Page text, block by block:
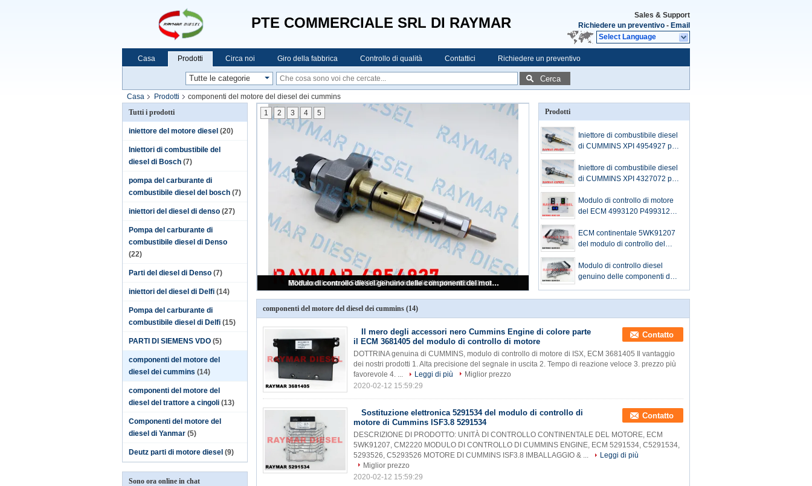
PTE COMMERCIALE SRL DI RAYMAR
Sales & Support
Richiedere un preventivo - Email
Select Language
Casa Prodotti Circa noi Giro della fabbrica Controllo di qualità Contattici Richiedere un preventivo
Cerca
Casa Prodotti
componenti del motore del diesel dei cummins
Tutti i prodotti
iniettore del motore diesel (20)
Iniettori di combustibile del
diesel di Bosch (7)
pompa del carburante di
combustibile diesel del bosch (7)
iniettori del diesel di denso (27)
Pompa del carburante di
combustibile diesel di Denso
(22)
Parti del diesel di Denso (7)
iniettori del diesel di Delfi (14)
Pompa del carburante di
combustibile diesel di Delfi (15)
PARTI DI SIEMENS VDO (5)
componenti del motore del
diesel dei cummins (14)
componenti del motore del
diesel del trattore a cingoli (13)
Componenti del motore del
diesel di Yanmar (5)
Deutz parti di motore diesel (9)
Sono ora online in chat
Iniettore di combustibile diesel di CUMMINS XPI 4954927 per il motore QSL8.3
Iniettore di combustibile diesel di CUMMINS XPI 4327072 per il motore ISL9.5
Modulo di controllo di motore del ECM 4993120 P4993120 Cummins ISX15
ECM continentale 5WK91207 del modulo di controllo del motore diesel per Cummins ISF3.8 5291534, 5293526
Modulo di controllo diesel genuino delle componenti del motore/Cummins Engine di Cummins CM2220
1 2 3 4 5 Prodotti
Iniettore di combustibile diesel
di CUMMINS XPI 4954927 per
Iniettore di combustibile diesel
di CUMMINS XPI 4327072 per
Modulo di controllo di motore
del ECM 4993120 P4993120
ECM continentale 5WK91207
del modulo di controllo del
ISF3.8 5291534, 5293526
Modulo di controllo diesel
genuino delle componenti del
Cummins CM2220
componenti del motore del diesel dei cummins (14)
Il mero degli accessori nero Cummins Engine di colore parte
il ECM 3681405 del modulo di controllo di motore
Contatto
DOTTRINA genuina di CUMMINS, modulo di controllo di motore di ISX, ECM 3681405 Il vantaggio
dei nostri prodotti 1. Alta precisione del segnale in uscita 2. Tempo di reazione veloce 3. prezzo più
favorevole 4. ...
Leggi di più
Miglior prezzo
2020-02-12 15:59:29
Sostituzione elettronica 5291534 del modulo di controllo di
motore di Cummins ISF3.8 5291534
Contatto
DESCRIZIONE DI PRODOTTO: UNITÀ DI CONTROLLO CONTINENTALE DEL MOTORE, ECM
5WK91207, CM2220 MODULO DI CONTROLLO DI CUMMINS ENGINE, ECM 5291534, C5291534,
5293526, C5293526 MOTORE DI CUMMINS ISF3.8 IMBALLAGGIO & ...
Leggi di più
Miglior prezzo
2020-02-12 15:59:29